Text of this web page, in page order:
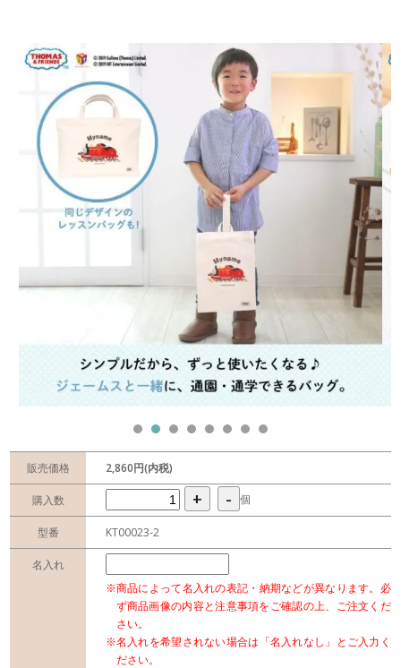
販売価格 2,860円(内税)
購入数 + - 個
型番 KT00023-2
名入れ
※商品によって名入れの表記・納期などが異なります。必
ず商品画像の内容と注意事項をご確認の上、ご注文くだ
さい。
※名入れを希望されない場合は「名入れなし」とご入力く
ださい。